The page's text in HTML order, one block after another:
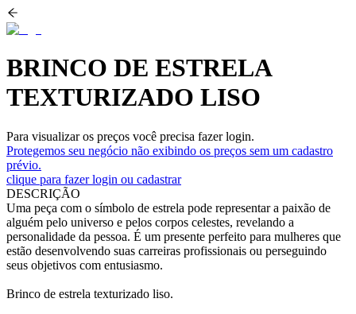
BRINCO DE ESTRELA
TEXTURIZADO LISO
Para visualizar os preços você precisa fazer login.
Protegemos seu negócio não exibindo os preços sem um cadastro
prévio.
clique para fazer login ou cadastrar
DESCRIÇÃO
Uma peça com o símbolo de estrela pode representar a paixão de
alguém pelo universo e pelos corpos celestes, revelando a
personalidade da pessoa. É um presente perfeito para mulheres que
estão desenvolvendo suas carreiras profissionais ou perseguindo
seus objetivos com entusiasmo.
Brinco de estrela texturizado liso.